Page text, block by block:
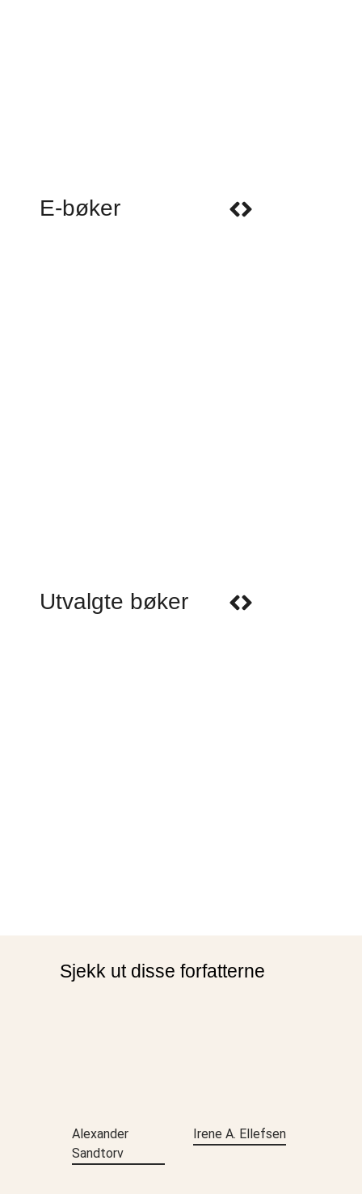
E-bøker
Utvalgte bøker
Sjekk ut disse forfatterne
Alexander
Sandtorv
Irene A. Ellefsen